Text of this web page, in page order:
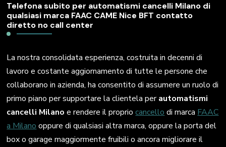
Telefona subito per automatismi cancelli Milano di
qualsiasi marca FAAC CAME Nice BFT contatto
diretto no call center
La nostra consolidata esperienza, costruita in decenni di
lavoro e costante aggiornamento di tutte le persone che
collaborano in azienda, ha consentito di assumere un ruolo di
primo piano per supportare la clientela perautomatismi
cancelli Milano e rendere il propriocancello di marca FAAC
a Milano oppure di qualsiasi altra marca, oppure la porta del
box o garage maggiormente fruibili o ancora migliorare il